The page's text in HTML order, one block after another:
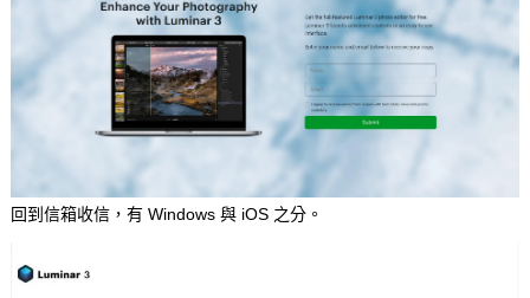
回到信箱收信，有 Windows 與 iOS 之分。